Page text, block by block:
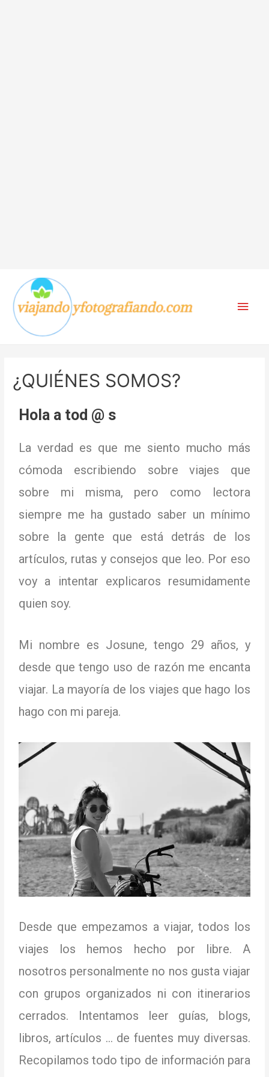
¿QUIÉNES SOMOS?
Hola a tod @ s
La verdad es que me siento mucho más
cómoda escribiendo sobre viajes que
sobre mi misma, pero como lectora
siempre me ha gustado saber un mínimo
sobre la gente que está detrás de los
artículos, rutas y consejos que leo. Por eso
voy a intentar explicaros resumidamente
quien soy.
Mi nombre es Josune, tengo 29 años, y
desde que tengo uso de razón me encanta
viajar. La mayoría de los viajes que hago los
hago con mi pareja.
Desde que empezamos a viajar, todos los
viajes los hemos hecho por libre. A
nosotros personalmente no nos gusta viajar
con grupos organizados ni con itinerarios
cerrados. Intentamos leer guías, blogs,
libros, artículos … de fuentes muy diversas.
Recopilamos todo tipo de información para